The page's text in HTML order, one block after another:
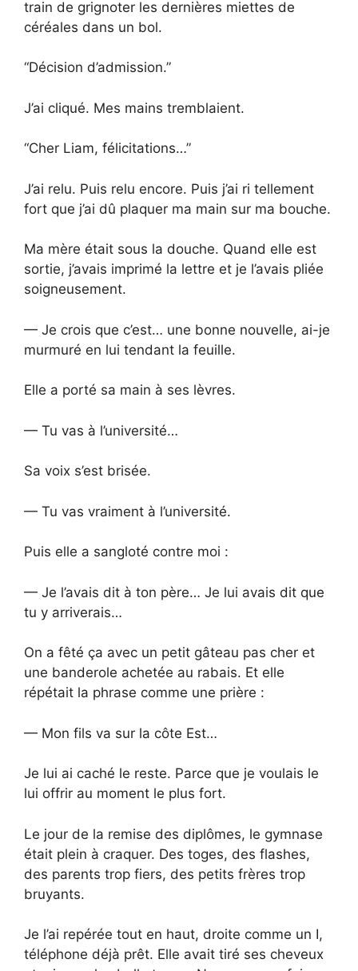
train de grignoter les dernières miettes de
céréales dans un bol.
“Décision d’admission.”
J’ai cliqué. Mes mains tremblaient.
“Cher Liam, félicitations…”
J’ai relu. Puis relu encore. Puis j’ai ri tellement
fort que j’ai dû plaquer ma main sur ma bouche.
Ma mère était sous la douche. Quand elle est
sortie, j’avais imprimé la lettre et je l’avais pliée
soigneusement.
— Je crois que c’est… une bonne nouvelle, ai-je
murmuré en lui tendant la feuille.
Elle a porté sa main à ses lèvres.
— Tu vas à l’université…
Sa voix s’est brisée.
— Tu vas vraiment à l’université.
Puis elle a sangloté contre moi :
— Je l’avais dit à ton père… Je lui avais dit que
tu y arriverais…
On a fêté ça avec un petit gâteau pas cher et
une banderole achetée au rabais. Et elle
répétait la phrase comme une prière :
— Mon fils va sur la côte Est…
Je lui ai caché le reste. Parce que je voulais le
lui offrir au moment le plus fort.
Le jour de la remise des diplômes, le gymnase
était plein à craquer. Des toges, des flashes,
des parents trop fiers, des petits frères trop
bruyants.
Je l’ai repérée tout en haut, droite comme un I,
téléphone déjà prêt. Elle avait tiré ses cheveux